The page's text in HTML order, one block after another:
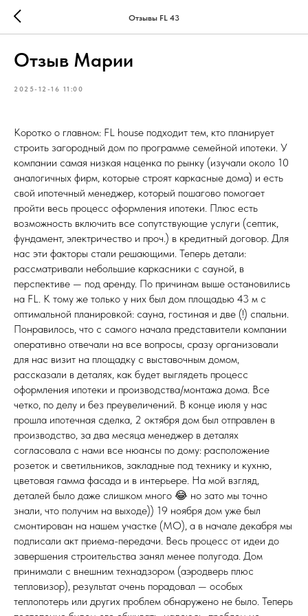
Отзывы FL 43
Отзыв Марии
2025-12-16 11:00
Коротко о главном: FL house подходит тем, кто планирует
строить загородный дом по программе семейной ипотеки. У
компании самая низкая наценка по рынку (изучали около 10
аналогичных фирм, которые строят каркасные дома) и есть
свой ипотечный менеджер, который пошагово помогает
пройти весь процесс оформления ипотеки. Плюс есть
возможность включить все сопутствующие услуги (септик,
фундамент, электричество и проч.) в кредитный договор. Для
нас эти факторы стали решающими. Теперь детали:
рассматривали небольшие каркасники с сауной, в
перспективе — под аренду. По причинам выше остановились
на FL. К тому же только у них был дом площадью 43 м с
оптимальной планировкой: сауна, гостиная и две (!) спальни.
Понравилось, что с самого начала представители компании
оперативно отвечали на все вопросы, сразу организовали
для нас визит на площадку с выставочным домом,
рассказали в деталях, как будет выглядеть процесс
оформления ипотеки и производства/монтажа дома. Все
четко, по делу и без преувеличений. В конце июля у нас
прошла ипотечная сделка, 2 октября дом был отправлен в
производство, за два месяца менеджер в деталях
согласовала с нами все нюансы по дому: расположение
розеток и светильников, закладные под технику и кухню,
цветовая гамма фасада и в интерьере. На мой взгляд,
деталей было даже слишком много 😂 но зато мы точно
знали, что получим на выходе)) 19 ноября дом уже был
смонтирован на нашем участке (МО), а в начале декабря мы
подписали акт приема-передачи. Весь процесс от идеи до
завершения строительства занял менее полугода. Дом
принимали с внешним технадзором (аэродверь плюс
тепловизор), результат очень порадовал — особых
теплопотерь или других проблем обнаружено не было. Теперь